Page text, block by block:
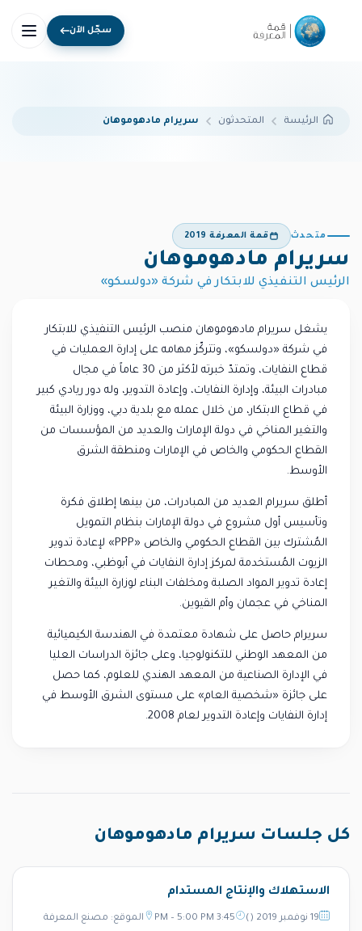
سجّل الآن
الرئيسة المتحدثون سريرام مادهوموهان
متحدث قمة المعرفة 2019
سريرام مادهوموهان
الرئيس التنفيذي للابتكار في شركة «دولسكو»
يشغل سريرام مادهوموهان منصب الرئيس التنفيذي للابتكار
في شركة «دولسكو»، وتتركّز مهامه على إدارة العمليات في
قطاع النفايات، وتمتدّ خبرته لأكثر من 30 عاماً في مجال
مبادرات البيئة، وإدارة النفايات، وإعادة التدوير، وله دور ريادي كبير
في قطاع الابتكار، من خلال عمله مع بلدية دبي، ووزارة البيئة
والتغير المناخي في دولة الإمارات والعديد من المؤسسات من
القطاع الحكومي والخاص في الإمارات ومنطقة الشرق
الأوسط.
أطلق سريرام العديد من المبادرات، من بينها إطلاق فكرة
وتأسيس أول مشروع في دولة الإمارات بنظام التمويل
المُشترك بين القطاع الحكومي والخاص «PPP» لإعادة تدوير
الزيوت المُستخدمة لمركز إدارة النفايات في أبوظبي، ومحطات
إعادة تدوير المواد الصلبة ومخلفات البناء لوزارة البيئة والتغير
المناخي في عجمان وأم القيوين.
سريرام حاصل على شهادة معتمدة في الهندسة الكيميائية
من المعهد الوطني للتكنولوجيا، وعلى جائزة الدراسات العليا
في الإدارة الصناعية من المعهد الهندي للعلوم، كما حصل
على جائزة «شخصية العام» على مستوى الشرق الأوسط في
إدارة النفايات وإعادة التدوير لعام 2008.
كل جلسات سريرام مادهوموهان
الاستهلاك والإنتاج المستدام
19 نوفمبر 2019 () 3:45 PM – 5:00 PM الموقع: مصنع المعرفة